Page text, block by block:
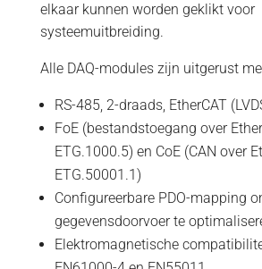
elkaar kunnen worden geklikt voor
systeemuitbreiding.
Alle DAQ-modules zijn uitgerust
RS-485, 2-draads, EtherCAT
FoE (bestandstoegang over
ETG.1000.5) en CoE (CAN over
ETG.50001.1)
Configureerbare PDO-mapping
gegevensdoorvoer te
Elektromagnetische